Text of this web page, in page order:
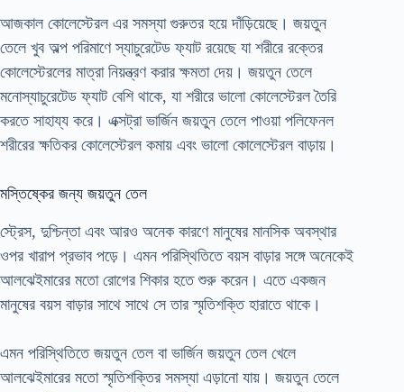
আজকাল কোলেস্টেরল এর সমস্যা গুরুতর হয়ে দাঁড়িয়েছে। জয়তুন
তেলে খুব অল্প পরিমাণে স্যাচুরেটেড ফ্যাট রয়েছে যা শরীরে রক্তের
কোলেস্টেরলের মাত্রা নিয়ন্ত্রণ করার ক্ষমতা দেয়। জয়তুন তেলে
মনোস্যাচুরেটেড ফ্যাট বেশি থাকে, যা শরীরে ভালো কোলেস্টেরল তৈরি
করতে সাহায্য করে। এক্সট্রা ভার্জিন জয়তুন তেলে পাওয়া পলিফেনল
শরীরের ক্ষতিকর কোলেস্টেরল কমায় এবং ভালো কোলেস্টেরল বাড়ায়।
মস্তিষ্কের জন্য জয়তুন তেল
স্ট্রেস, দুশ্চিন্তা এবং আরও অনেক কারণে মানুষের মানসিক অবস্থার
ওপর খারাপ প্রভাব পড়ে। এমন পরিস্থিতিতে বয়স বাড়ার সঙ্গে অনেকেই
আলঝেইমারের মতো রোগের শিকার হতে শুরু করেন। এতে একজন
মানুষের বয়স বাড়ার সাথে সাথে সে তার স্মৃতিশক্তি হারাতে থাকে।
এমন পরিস্থিতিতে জয়তুন তেল বা ভার্জিন জয়তুন তেল খেলে
আলঝেইমারের মতো স্মৃতিশক্তির সমস্যা এড়ানো যায়। জয়তুন তেলে